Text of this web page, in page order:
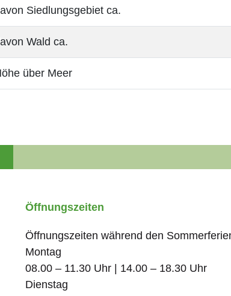
Siedlungsgebiet ca.
Wald ca.
über Meer
Öffnungszeiten
Öffnungszeiten während den
Montag
08.00 – 11.30 Uhr | 14.00 – 18.30 Uhr
Dienstag